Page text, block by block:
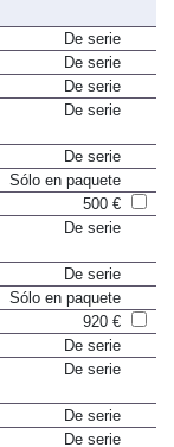
De serie
De serie
De serie
De serie
Sólo en paquete
500 €
De serie
Sólo en paquete
920 €
De serie
De serie